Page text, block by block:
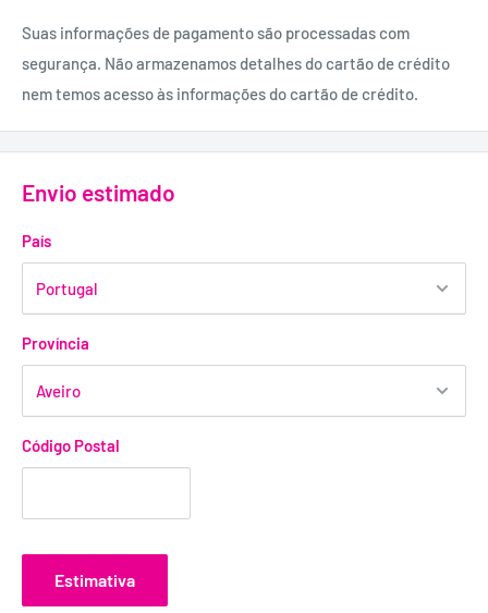
MATERIAL:Vidro Borosilicato.
Suas informações de pagamento são processadas com
segurança. Não armazenamos detalhes do cartão de crédito
nem temos acesso às informações do cartão de crédito.
Envio estimado
País
Província
Código Postal
Estimativa